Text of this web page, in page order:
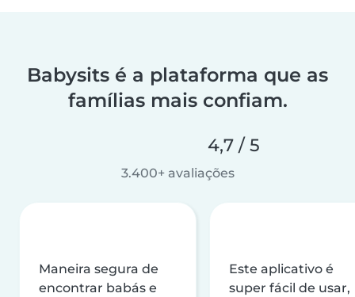
Babysits é a plataforma que as
famílias mais confiam.
4,7 / 5
3.400+ avaliações
Maneira segura de
encontrar babás e
Este aplicativo é
super fácil de usar,